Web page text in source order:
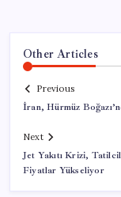
Other Articles
Previous
İran, Hürmüz
Next
Jet Yakıtı Krizi,
Fiyatlar Yükseliyor